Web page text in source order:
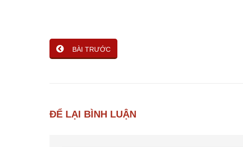
BÀI TRƯỚC
ĐỂ LẠI BÌNH LUẬN